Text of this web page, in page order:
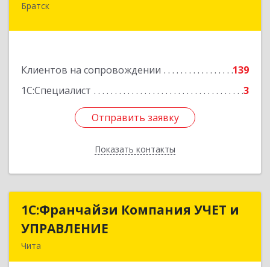
Братск
Клиентов на сопровождении
139
1С:Специалист
3
Отправить заявку
Показать контакты
Отправить заявку
Назад
1С:Франчайзи Компания УЧЕТ и
УПРАВЛЕНИЕ
Чита
1С:Франчайзи Компания УЧЕТ и